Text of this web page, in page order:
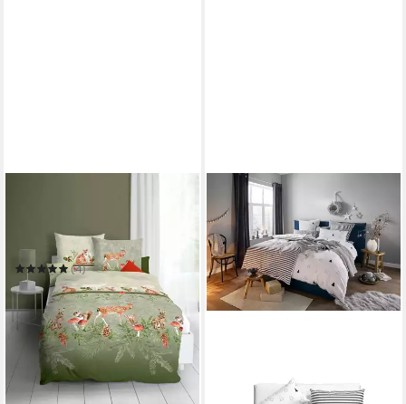
135 x 200 cm
B/L
(4)
ab 59,95 €
in 8-10 Werktagen bei dir